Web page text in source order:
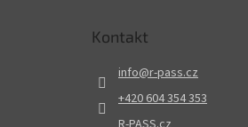
Kontakt
info@r-pass.cz
+420 604 354 353